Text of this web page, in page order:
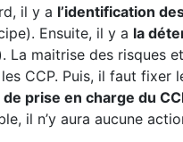
il y a l’identification
Ensuite, il y a la
La maitrise des risques
CCP. Puis, il faut fixer
prise en charge du
il n’y aura aucune